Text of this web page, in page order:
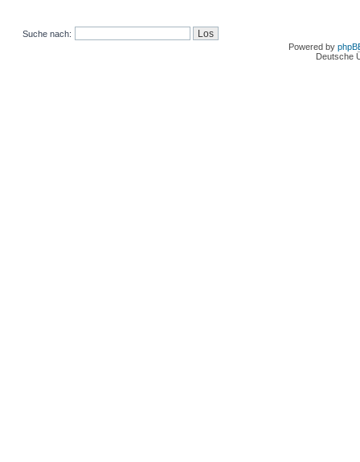
Suche nach:
Powered by
Deutsche